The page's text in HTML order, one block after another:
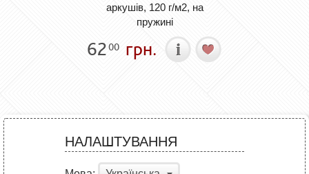
аркушів, 120 г/м2, на
пружині
6200 грн.
НАЛАШТУВАННЯ